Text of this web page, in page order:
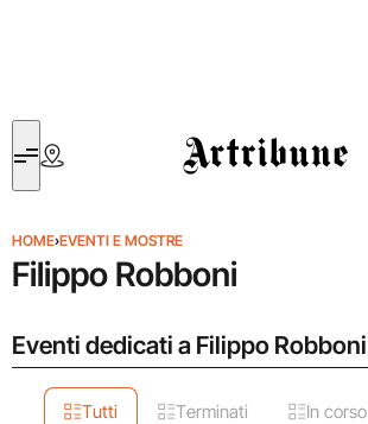
Artribune
HOME›EVENTI E MOSTRE
Filippo Robboni
Eventi dedicati a Filippo Robboni
Tutti Terminati In corso